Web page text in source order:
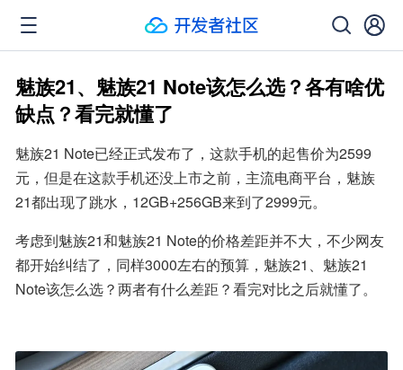
魅族21、魅族21 Note该怎么选？各有啥优
缺点？看完就懂了
魅族21 Note已经正式发布了，这款手机的起售价为2599
元，但是在这款手机还没上市之前，主流电商平台，魅族
21都出现了跳水，12GB+256GB来到了2999元。
考虑到魅族21和魅族21 Note的价格差距并不大，不少网友
都开始纠结了，同样3000左右的预算，魅族21、魅族21
Note该怎么选？两者有什么差距？看完对比之后就懂了。